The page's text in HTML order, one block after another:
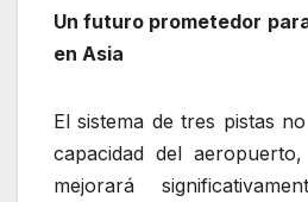
Un futuro prometedor
en Asia
El sistema de tres pistas
capacidad del
mejorará